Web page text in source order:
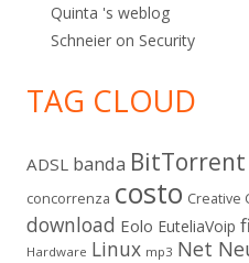
Quinta 's weblog
Schneier on Security
TAG CLOUD
ADSL banda BitTorrent
concorrenza costo Creative
download Eolo EuteliaVoip
Hardware Linux mp3 Net